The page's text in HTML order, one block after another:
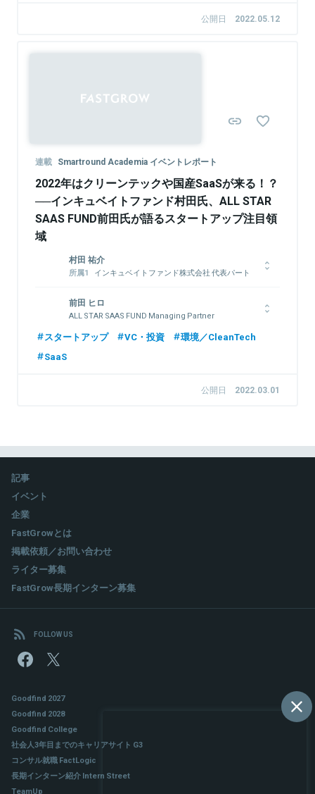
2016年組織改善クラウド 「モチベーションクラウド」立ち上げ。
国内HR Techの牽引役として注目を集めている。2018年株式会
織は変えられる?好調な企業はなぜ『ヒト』に投資するのか?」
アップ戦略部を立上げ。2019年に『スタートアップが可能性を最
大限に発揮できる世界をつくる』をミッションに掲げるスマート
ンジェリストに就任。
関連情報をみる
公開日 2022.05.12
連載 Smartround Academia イベントレポート
2022年はクリーンテックや国産SaaSが来る！？
──インキュベイトファンド村田氏、ALL STAR
SAAS FUND前田氏が語るスタートアップ注目領
域
村田 祐介
インキュベイトファンド株式会社 代表パート
2003年にエヌ・アイ・エフベンチャーズ株式会社（現：大和企業
びファンド組成管理業務に従事。2010年にインキュベイトファ
ンド設立、代表パートナー就任。
ーション部会部会長等を歴任。2023年同協会理事就任。Forbes
前田 ヒロ
ALL STAR SAAS FUND Managing Partner
シードからグロースまでSaaSベンチャーに特化して投資と支援
をする「ALL STAR SAAS FUND」マネージングパートナー。
2010年、世界進出を目的としたスタートアップの育成プログラ
同設立。その後、BEENOSのインキュベーション本部長として、
スタートアップ VC・投資
環境／CleanTech
SaaS
公開日 2022.03.01
記事
イベント
企業
FastGrowとは
掲載依頼／お問い合わせ
ライター募集
FastGrow長期インターン募集
FOLLOW US
Goodfind 2027
Goodfind 2028
Goodfind College
社会人3年目までのキャリアサイト G3
コンサル就職 FactLogic
長期インターン紹介 Intern Street
TeamUp